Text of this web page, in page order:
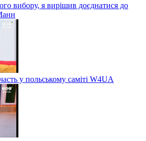
вибору, я вирішив доєднатися до
у польському саміті W4UA